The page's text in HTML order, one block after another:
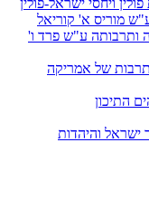
ויחסי ישראל-פולין
ע"ש מוריס א' קוריאל
ותרבותה ע"ש פרד ו'
של אמריקה
התיכון
ישראל והיהדות